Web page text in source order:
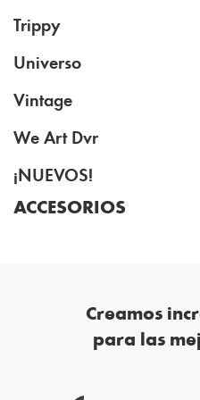
Trippy
Universo
Vintage
We Art Dvr
¡NUEVOS!
ACCESORIOS
Creamos
para las